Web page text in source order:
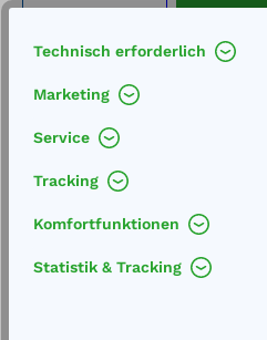
Merken
Artikel-Nummer:
Service
Lieferung frei Haus
Zertifizierte Qualität
Technisch erforderlich
Marketing
Service
Tracking
Komfortfunktionen
Statistik & Tracking